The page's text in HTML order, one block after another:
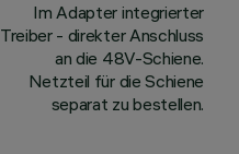
Im Adapter integrierter
Treiber - direkter Anschluss
an die 48V-Schiene.
Netzteil für die Schiene
separat zu bestellen.